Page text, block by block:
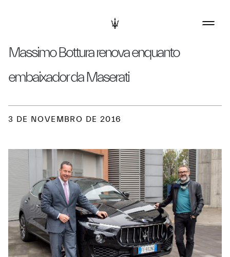
Massimo Bottura renova enquanto
embaixador da Maserati
3 DE NOVEMBRO DE 2016